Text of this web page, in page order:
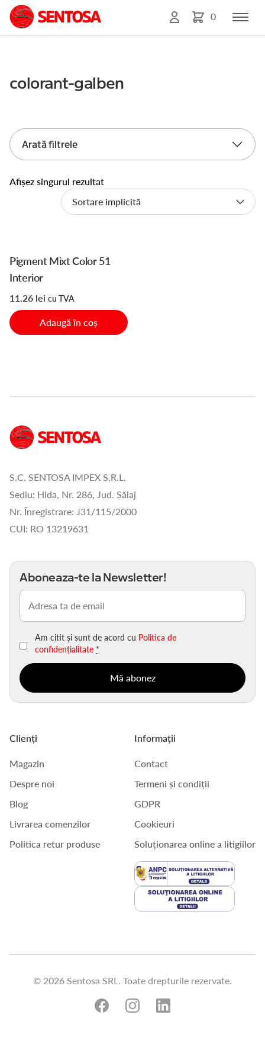
0
colorant-galben
Arată filtrele
Afișez singurul rezultat
Pigment Mixt Color 51
Interior
11.26 lei cu TVA
Adaugă în coș
S.C. SENTOSA IMPEX S.R.L.
Sediu: Hida, Nr. 286, Jud. Sălaj
Nr. Înregistrare: J31/115/2000
CUI: RO 13219631
Aboneaza-te la Newsletter!
Email
(Obligatoriu)
Am citit și sunt de acord cu Politica de
confidențialitate *
Clienți
Magazin
Despre noi
Blog
Livrarea comenzilor
Politica retur produse
Informații
Contact
Termeni și condiții
GDPR
Cookieuri
Soluționarea online a litigiilor
© 2026 Sentosa SRL. Toate drepturile rezervate.